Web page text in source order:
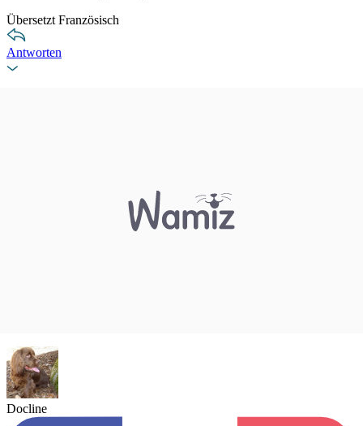
Übersetzt Französisch
Antworten
Docline